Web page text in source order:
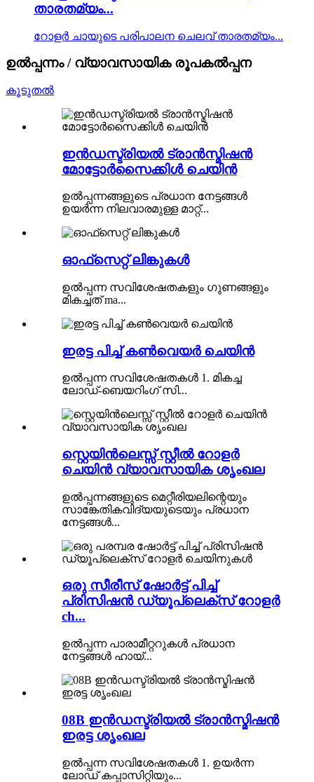
താരതമ്യം...
റോളർ ചായുടെ പരിപാലന ചെലവ് താരതമ്യം...
ഉൽപ്പന്നം / വ്യാവസായിക രൂപകൽപ്പന
കൂടുതൽ
ഇൻഡസ്ട്രിയൽ ട്രാൻസ്മിഷൻ
മോട്ടോർസൈക്കിൾ ചെയിൻ
ഉൽപ്പന്നങ്ങളുടെ പ്രധാന നേട്ടങ്ങൾ
ഉയർന്ന നിലവാരമുള്ള മാറ്റ്...
ഓഫ്‌സെറ്റ് ലിങ്കുകൾ
ഉൽപ്പന്ന സവിശേഷതകളും ഗുണങ്ങളും
മികച്ചത് ma...
ഇരട്ട പിച്ച് കൺവെയർ ചെയിൻ
ഉൽപ്പന്ന സവിശേഷതകൾ 1. മികച്ച
ലോഡ്-ബെയറിംഗ് സി...
സ്റ്റെയിൻലെസ്സ് സ്റ്റീൽ റോളർ
ചെയിൻ വ്യാവസായിക ശൃംഖല
ഉൽപ്പന്നങ്ങളുടെ മെറ്റീരിയലിന്റെയും
സാങ്കേതികവിദ്യയുടെയും പ്രധാന
നേട്ടങ്ങൾ...
ഒരു സീരീസ് ഷോർട്ട് പിച്ച്
പ്രിസിഷൻ ഡ്യൂപ്ലെക്സ് റോളർ
ch...
ഉൽപ്പന്ന പാരാമീറ്ററുകൾ പ്രധാന
നേട്ടങ്ങൾ ഹായ്...
08B ഇൻഡസ്ട്രിയൽ ട്രാൻസ്മിഷൻ
ഇരട്ട ശൃംഖല
ഉൽപ്പന്ന സവിശേഷതകൾ 1. ഉയർന്ന
ലോഡ് കപ്പാസിറ്റിയും...